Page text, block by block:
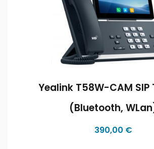
Yealink T58W-CAM SIP
(Bluetooth,
390,00 €